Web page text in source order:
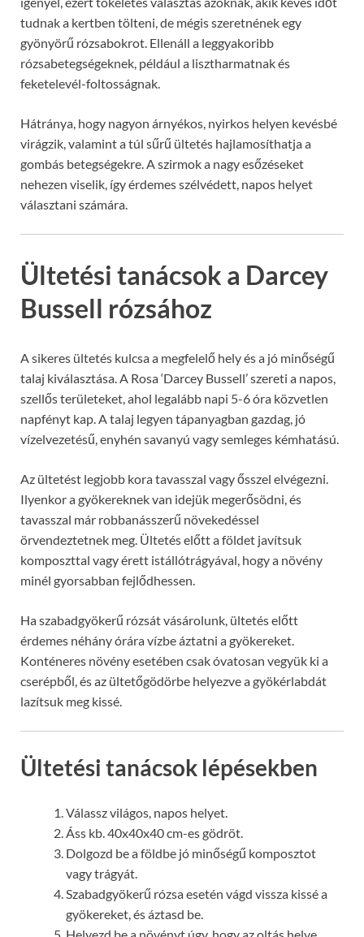
tudnak a kertben tölteni, de mégis szeretnének egy
gyönyörű rózsabokrot. Ellenáll a leggyakoribb
rózsabetegségeknek, például a lisztharmatnak és
feketelevél-foltosságnak.
Hátránya, hogy nagyon árnyékos, nyirkos helyen kevésbé
virágzik, valamint a túl sűrű ültetés hajlamosíthatja a
gombás betegségekre. A szirmok a nagy esőzéseket
nehezen viselik, így érdemes szélvédett, napos helyet
választani számára.
Ültetési tanácsok a Darcey
Bussell rózsához
A sikeres ültetés kulcsa a megfelelő hely és a jó minőségű
talaj kiválasztása. A Rosa ‘Darcey Bussell’ szereti a napos,
szellős területeket, ahol legalább napi 5-6 óra közvetlen
napfényt kap. A talaj legyen tápanyagban gazdag, jó
vízelvezetésű, enyhén savanyú vagy semleges kémhatású.
Az ültetést legjobb kora tavasszal vagy ősszel elvégezni.
Ilyenkor a gyökereknek van idejük megerősödni, és
tavasszal már robbanásszerű növekedéssel
örvendeztetnek meg. Ültetés előtt a földet javítsuk
komposzttal vagy érett istállótrágyával, hogy a növény
minél gyorsabban fejlődhessen.
Ha szabadgyökerű rózsát vásárolunk, ültetés előtt
érdemes néhány órára vízbe áztatni a gyökereket.
Konténeres növény esetében csak óvatosan vegyük ki a
cserépből, és az ültetőgödörbe helyezve a gyökérlabdát
lazítsuk meg kissé.
Ültetési tanácsok lépésekben
Válassz világos, napos helyet.
Áss kb. 40x40x40 cm-es gödröt.
Dolgozd be a földbe jó minőségű komposztot
vagy trágyát.
Szabadgyökerű rózsa esetén vágd vissza kissé a
gyökereket, és áztasd be.